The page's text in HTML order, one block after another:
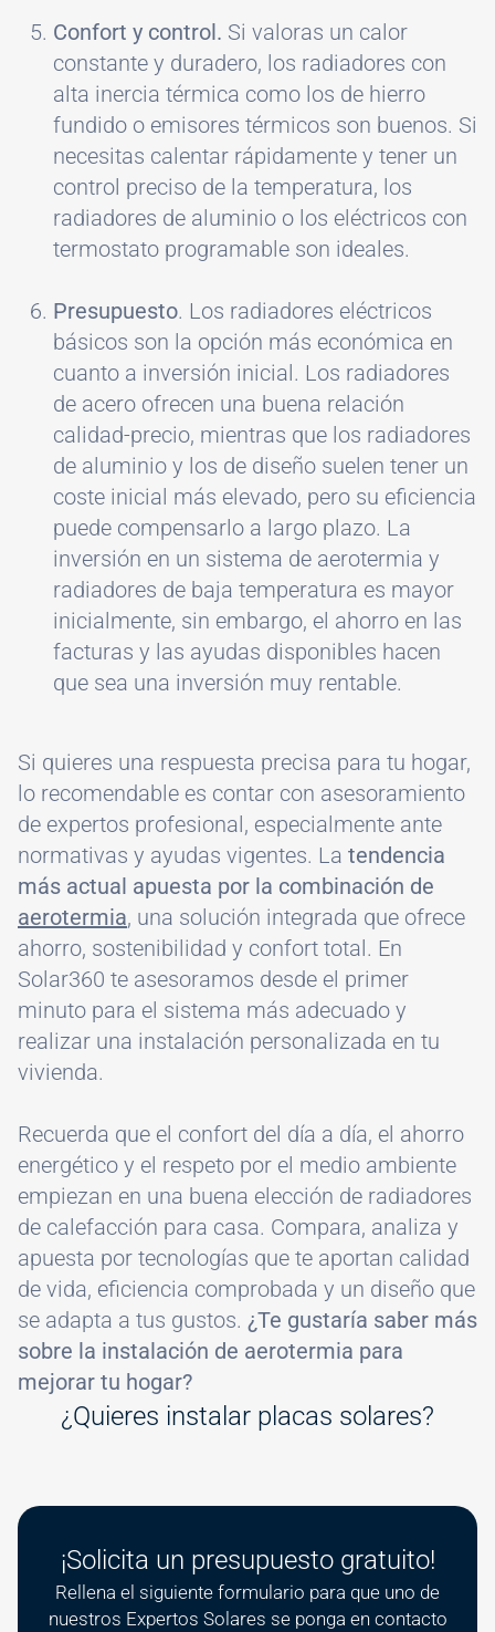
Confort y control. Si valoras un calor
constante y duradero, los radiadores con
alta inercia térmica como los de hierro
fundido o emisores térmicos son buenos. Si
necesitas calentar rápidamente y tener un
control preciso de la temperatura, los
radiadores de aluminio o los eléctricos con
termostato programable son ideales.
Presupuesto. Los radiadores eléctricos
básicos son la opción más económica en
cuanto a inversión inicial. Los radiadores
de acero ofrecen una buena relación
calidad-precio, mientras que los radiadores
de aluminio y los de diseño suelen tener un
coste inicial más elevado, pero su eficiencia
puede compensarlo a largo plazo. La
inversión en un sistema de aerotermia y
radiadores de baja temperatura es mayor
inicialmente, sin embargo, el ahorro en las
facturas y las ayudas disponibles hacen
que sea una inversión muy rentable.
Si quieres una respuesta precisa para tu hogar,
lo recomendable es contar con asesoramiento
de expertos profesional, especialmente ante
normativas y ayudas vigentes. La tendencia
más actual apuesta por la combinación de
aerotermia, una solución integrada que ofrece
ahorro, sostenibilidad y confort total. En
Solar360 te asesoramos desde el primer
minuto para el sistema más adecuado y
realizar una instalación personalizada en tu
vivienda.
Recuerda que el confort del día a día, el ahorro
energético y el respeto por el medio ambiente
empiezan en una buena elección de radiadores
de calefacción para casa. Compara, analiza y
apuesta por tecnologías que te aportan calidad
de vida, eficiencia comprobada y un diseño que
se adapta a tus gustos. ¿Te gustaría saber más
sobre la instalación de aerotermia para
mejorar tu hogar?
¿Quieres instalar placas solares?
¡Solicita un presupuesto gratuito!
Rellena el siguiente formulario para que uno de
nuestros Expertos Solares se ponga en contacto